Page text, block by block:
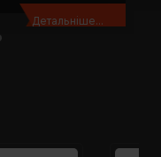
Детальніше...